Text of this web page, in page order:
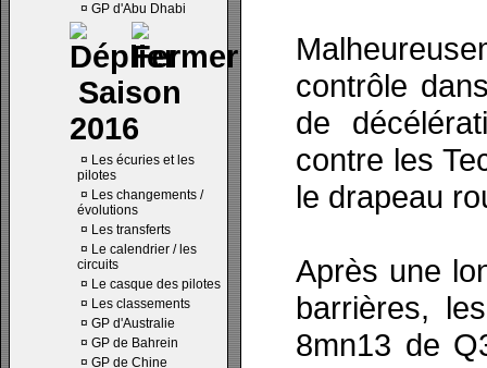
¤ GP d'Abu Dhabi
Saison
2016
¤ Les écuries et les
pilotes
¤ Les changements /
évolutions
¤ Les transferts
¤ Le calendrier / les
circuits
¤ Le casque des pilotes
¤ Les classements
¤ GP d'Australie
¤ GP de Bahrein
¤ GP de Chine
contrôle
de
contre les
le drapeau
Après une
barrières,
8mn13 de